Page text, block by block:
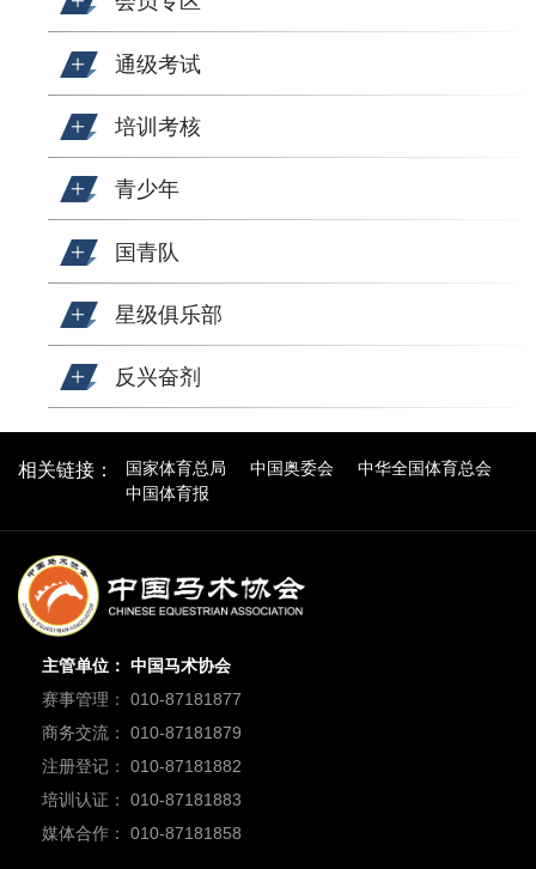
通级考试
培训考核
青少年
国青队
星级俱乐部
反兴奋剂
相关链接： 国家体育总局 中国奥委会
中华全国体育总会
中国体育报
主管单位： 中国马术协会
赛事管理： 010-87181877
商务交流： 010-87181879
注册登记： 010-87181882
培训认证： 010-87181883
媒体合作： 010-87181858